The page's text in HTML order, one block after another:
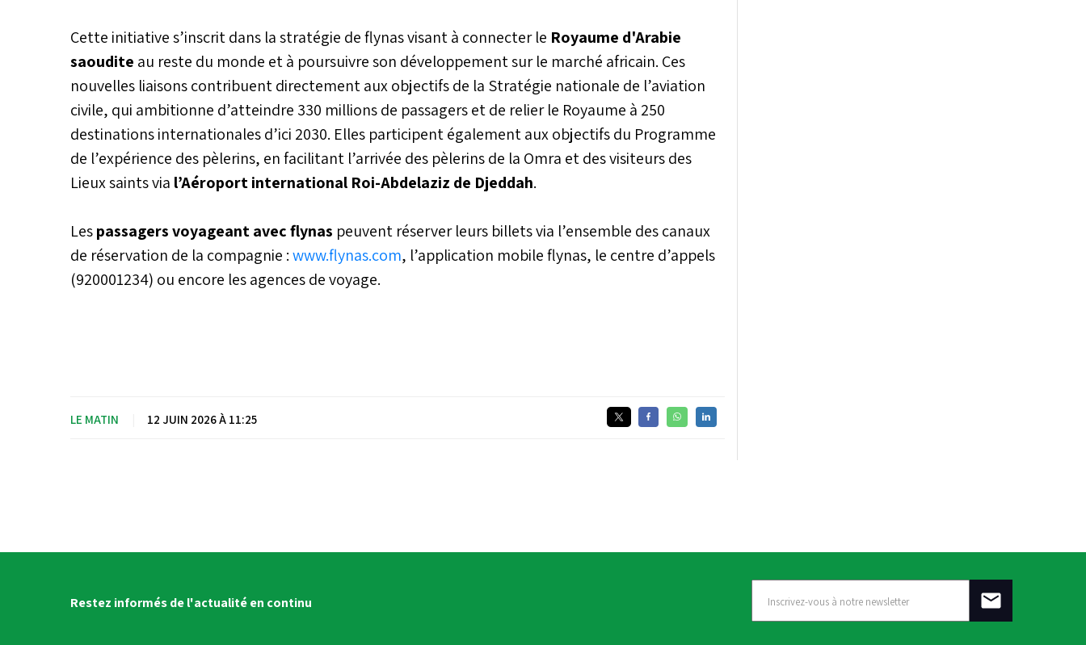
Cette initiative s’inscrit dans la stratégie de flynas visant à connecter le Royaume d'Arabie
saoudite au reste du monde et à poursuivre son développement sur le marché africain. Ces
nouvelles liaisons contribuent directement aux objectifs de la Stratégie nationale de l’aviation
civile, qui ambitionne d’atteindre 330 millions de passagers et de relier le Royaume à 250
destinations internationales d’ici 2030. Elles participent également aux objectifs du Programme
de l’expérience des pèlerins, en facilitant l’arrivée des pèlerins de la Omra et des visiteurs des
Lieux saints via l’Aéroport international Roi-Abdelaziz de Djeddah.
Lespassagers voyageant avec flynas peuvent réserver leurs billets via l’ensemble des canaux
de réservation de la compagnie :www.flynas.com, l’application mobile flynas, le centre d’appels
(920001234) ou encore les agences de voyage.
LE MATIN 12 JUIN 2026 À 11:25
Restez informés de l'actualité en continu